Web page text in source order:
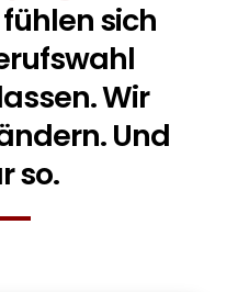
fühlen sich
Wir
Und
so.